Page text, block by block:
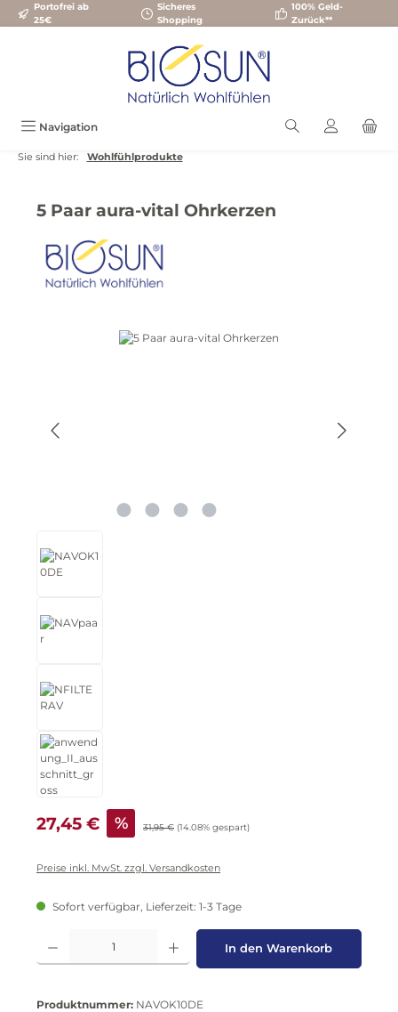
Zum Hauptinhalt springen
Portofrei ab
25€
Sicheres
Shopping
100% Geld-
Zurück**
Navigation
Sie sind hier: Wohlfühlprodukte
5 Paar aura-vital Ohrkerzen
Bildergalerie überspringen
Verkaufspreis:
27,45 € % Regulärer Preis:
31,95 € (14.08% gespart)
Preise inkl. MwSt. zzgl. Versandkosten
Sofort verfügbar, Lieferzeit: 1-3 Tage
Produkt Anzahl: Gib den gewünschten Wert ein oder benutze die
In den Warenkorb
Produktnummer: NAVOK10DE